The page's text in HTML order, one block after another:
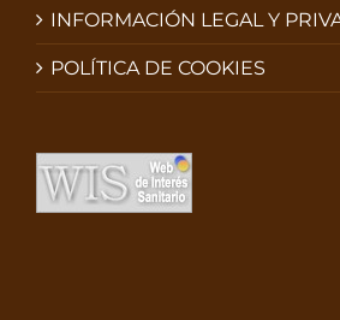
INFORMACIÓN LEGAL Y
POLÍTICA DE COOKIES